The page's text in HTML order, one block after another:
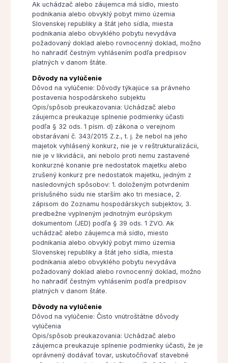
Ak uchádzač alebo záujemca má sídlo, miesto
podnikania alebo obvyklý pobyt mimo územia
Slovenskej republiky a štát jeho sídla, miesta
podnikania alebo obvyklého pobytu nevydáva
požadovaný doklad alebo rovnocenný doklad, možno
ho nahradiť čestným vyhlásením podľa predpisov
platných v danom štáte.
Dôvody na vylúčenie
Dôvod na vylúčenie: Dôvody týkajúce sa právneho
postavenia hospodárskeho subjektu
Opis/spôsob preukazovania: Uchádzač alebo
záujemca preukazuje splnenie podmienky účasti
podľa § 32 ods. 1 písm. d) zákona o verejnom
obstarávaní č. 343/2015 Z.z., t. j. že nebol na jeho
majetok vyhlásený konkurz, nie je v reštrukturalizácii,
nie je v likvidácii, ani nebolo proti nemu zastavené
konkurzné konanie pre nedostatok majetku alebo
zrušený konkurz pre nedostatok majetku, jedným z
nasledovných spôsobov: 1. doloženým potvrdením
príslušného súdu nie starším ako tri mesiace, 2.
zápisom do Zoznamu hospodárskych subjektov, 3.
predbežne vyplneným jednotným európskym
dokumentom (JED) podľa § 39 ods. 1 ZVO. Ak
uchádzač alebo záujemca má sídlo, miesto
podnikania alebo obvyklý pobyt mimo územia
Slovenskej republiky a štát jeho sídla, miesta
podnikania alebo obvyklého pobytu nevydáva
požadovaný doklad alebo rovnocenný doklad, možno
ho nahradiť čestným vyhlásením podľa predpisov
platných v danom štáte.
Dôvody na vylúčenie
Dôvod na vylúčenie: Čisto vnútroštátne dôvody
vylúčenia
Opis/spôsob preukazovania: Uchádzač alebo
záujemca preukazuje splnenie podmienky účasti, že je
oprávnený dodávať tovar, uskutočňovať stavebné